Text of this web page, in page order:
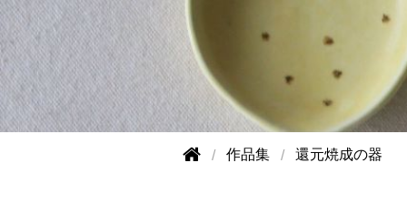
作品集 還元焼成の器